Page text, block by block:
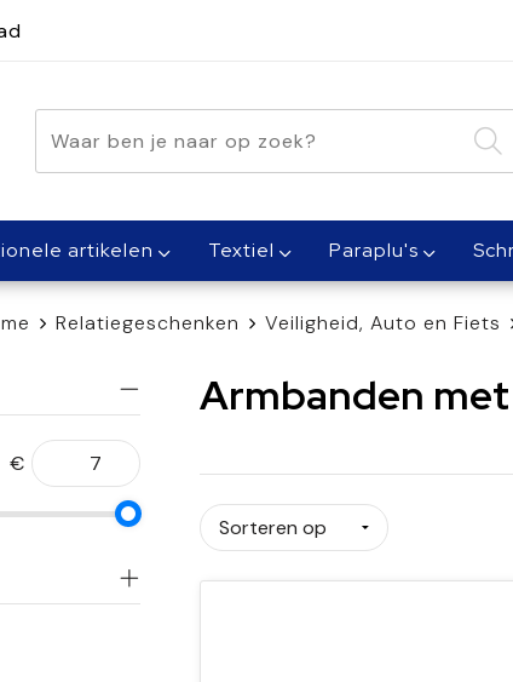
5 dagen, met spoed binnen 1 dag
artikelen Textiel Paraplu's
Relatiegeschenken Veiligheid, Auto en Fiets
€
Armbanden